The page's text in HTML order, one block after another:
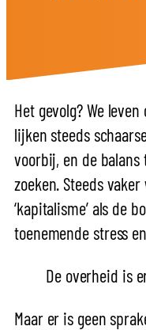
Het gevolg? We
lijken steeds
voorbij, en de
zoeken. Steeds
‘kapitalisme’ als de
toenemende stress
De overheid is
Maar er is geen